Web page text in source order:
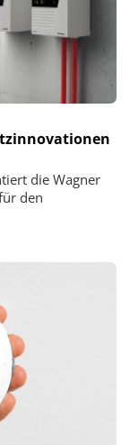
die Wagner
den